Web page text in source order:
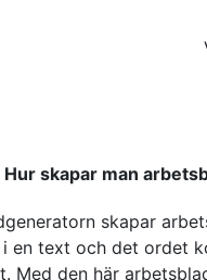
Hur skapar man
skapar
en text och det ordet
Med den här